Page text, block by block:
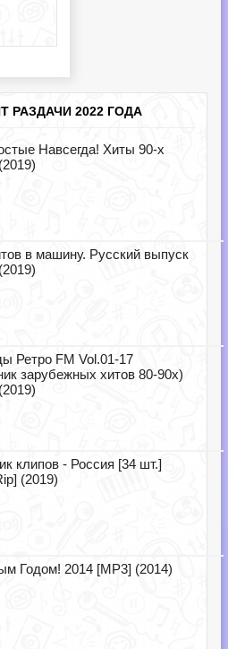
РАЗДАЧИ 2022 ГОДА
Навсегда! Хиты 90-х
в машину. Русский выпуск
Ретро FM Vol.01-17
зарубежных хитов 80-90х)
клипов - Россия [34 шт.]
(2019)
Годом! 2014 [MP3] (2014)